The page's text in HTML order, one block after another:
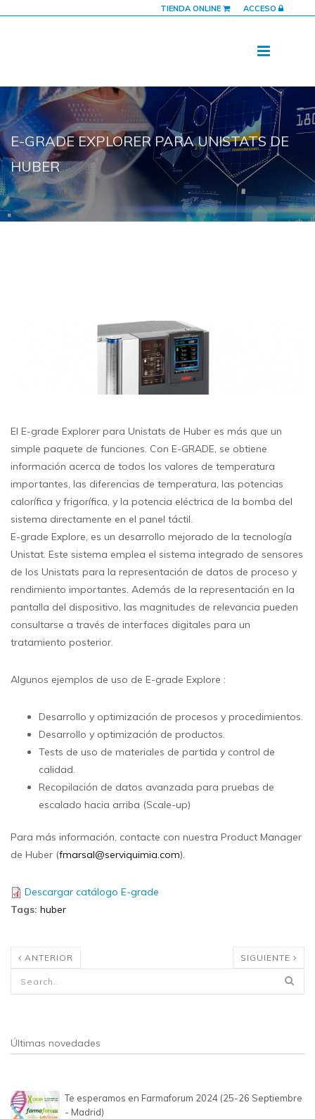
TIENDA ONLINE ACCESO
E-GRADE EXPLORER PARA UNISTATS DE
HUBER
El E-grade Explorer para Unistats de Huber es más que un
simple paquete de funciones. Con E-GRADE, se obtiene
información acerca de todos los valores de temperatura
importantes, las diferencias de temperatura, las potencias
calorífica y frigorífica, y la potencia eléctrica de la bomba del
sistema directamente en el panel táctil.
E-grade Explore, es un desarrollo mejorado de la tecnología
Unistat. Este sistema emplea el sistema integrado de sensores
de los Unistats para la representación de datos de proceso y
rendimiento importantes. Además de la representación en la
pantalla del dispositivo, las magnitudes de relevancia pueden
consultarse a través de interfaces digitales para un
tratamiento posterior.
Algunos ejemplos de uso de E-grade Explore :
Desarrollo y optimización de procesos y procedimientos.
Desarrollo y optimización de productos.
Tests de uso de materiales de partida y control de
calidad.
Recopilación de datos avanzada para pruebas de
escalado hacia arriba (Scale-up)
Para más información, contacte con nuestra Product Manager
de Huber (fmarsal@serviquimia.com).
Descargar catálogo E-grade
Tags: huber
ANTERIOR SIGUIENTE
Formulario de búsqueda
Últimas novedades
Te esperamos en Farmaforum 2024 (25-26 Septiembre
- Madrid)